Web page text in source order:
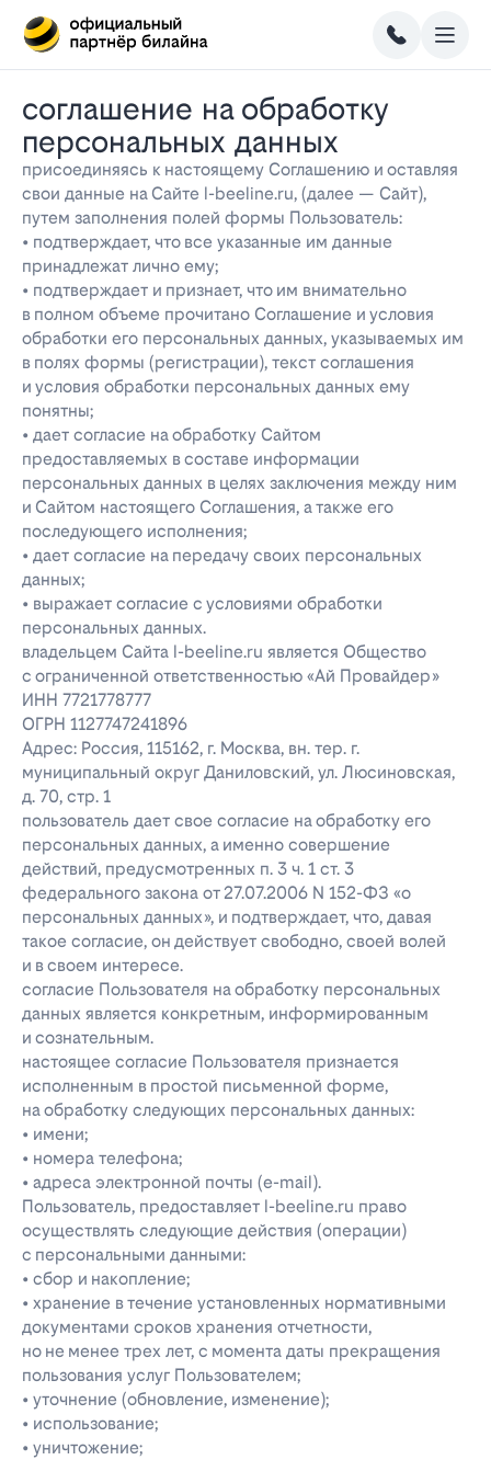
соглашение на обработку
персональных данных
присоединяясь к настоящему Соглашению и оставляя
свои данные на Сайте l-beeline.ru, (далее — Сайт),
путем заполнения полей формы Пользователь:
• подтверждает, что все указанные им данные
принадлежат лично ему;
• подтверждает и признает, что им внимательно
в полном объеме прочитано Соглашение и условия
обработки его персональных данных, указываемых им
в полях формы (регистрации), текст соглашения
и условия обработки персональных данных ему
понятны;
• дает согласие на обработку Сайтом
предоставляемых в составе информации
персональных данных в целях заключения между ним
и Сайтом настоящего Соглашения, а также его
последующего исполнения;
• дает согласие на передачу своих персональных
данных;
• выражает согласие с условиями обработки
персональных данных.
владельцем Сайта l-beeline.ru является Общество
с ограниченной ответственностью «Ай Провайдер»
ИНН 7721778777
ОГРН 1127747241896
Адрес: Россия, 115162, г. Москва, вн. тер. г.
муниципальный округ Даниловский, ул. Люсиновская,
д. 70, стр. 1
пользователь дает свое согласие на обработку его
персональных данных, а именно совершение
действий, предусмотренных п. 3 ч. 1 ст. 3
федерального закона от 27.07.2006 N 152-ФЗ «о
персональных данных», и подтверждает, что, давая
такое согласие, он действует свободно, своей волей
и в своем интересе.
согласие Пользователя на обработку персональных
данных является конкретным, информированным
и сознательным.
настоящее согласие Пользователя признается
исполненным в простой письменной форме,
на обработку следующих персональных данных:
• имени;
• номера телефона;
• адреса электронной почты (e-mail).
Пользователь, предоставляет l-beeline.ru право
осуществлять следующие действия (операции)
с персональными данными:
• сбор и накопление;
• хранение в течение установленных нормативными
документами сроков хранения отчетности,
но не менее трех лет, с момента даты прекращения
пользования услуг Пользователем;
• уточнение (обновление, изменение);
• использование;
• уничтожение;